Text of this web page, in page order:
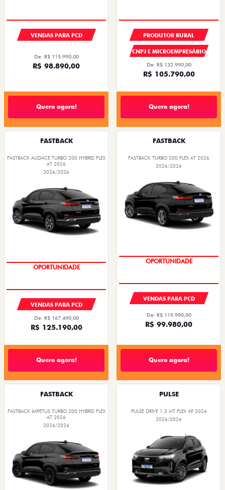
VENDAS PARA PCD
De: R$ 115.990,00
R$ 98.890,00
Quero agora!
PRODUTOR RURAL
CNPJ E MICROEMPRESÁRIO
De: R$ 132.990,00
R$ 105.790,00
Quero agora!
FASTBACK
FASTBACK AUDACE TURBO 200 HYBRID FLEX
AT 2026
2026/2026
OPORTUNIDADE
VENDAS PARA PCD
De: R$ 167.490,00
R$ 125.190,00
Quero agora!
FASTBACK
FASTBACK TURBO 200 FLEX AT 2026
2026/2026
OPORTUNIDADE
VENDAS PARA PCD
De: R$ 119.990,00
R$ 99.980,00
Quero agora!
FASTBACK
FASTBACK IMPETUS TURBO 200 HYBRID FLEX
AT 2026
2026/2026
PULSE
PULSE DRIVE 1.3 MT FLEX 4P 2026
2026/2026